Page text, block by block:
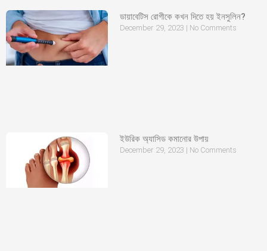
ডায়াবেটিস রোগীকে কখন দিতে হয় ইনসুলিন?
December 29, 2023 No Comments
ইউরিক অ্যাসিড কমানোর উপায়
December 29, 2023 No Comments